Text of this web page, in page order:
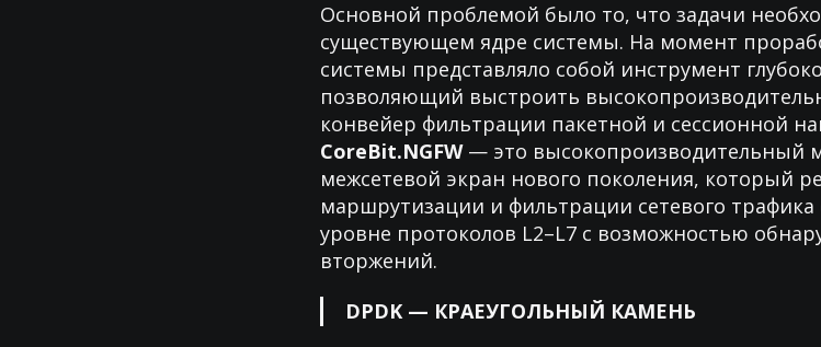
Основной проблемой было то, что задачи
существующем ядре системы. На момент
системы представляло собой инструмент
позволяющий выстроить
конвейер фильтрации пакетной и сессионной
CoreBit.NGFW— это высокопроизводительный
межсетевой экран нового поколения, который
маршрутизации и фильтрации сетевого
уровне протоколов L2–L7 с возможностью
вторжений.
DPDK — КРАЕУГОЛЬНЫЙ КАМЕНЬ